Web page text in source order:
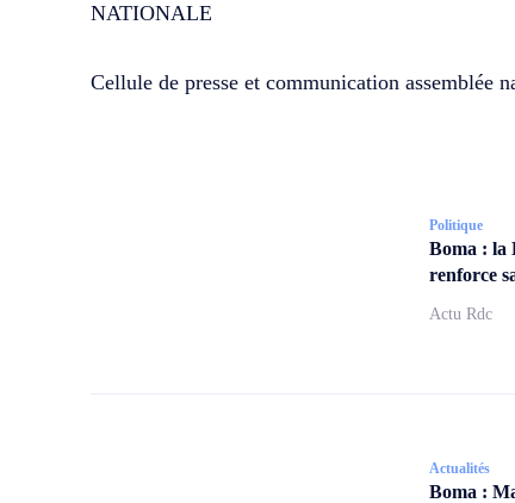
NATIONALE
Cellule de presse et communication assemblée
Politique
Boma : la
renforce
Actu Rdc
Actualités
Boma :